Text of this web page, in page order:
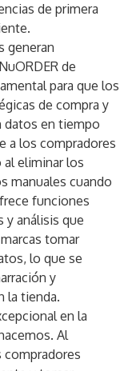
de primera
generan
de
para que los
de compra y
datos en tiempo
a los compradores
al eliminar los
manuales cuando
funciones
y análisis que
tomar
lo que se
y
la tienda.
en la
Al
compradores